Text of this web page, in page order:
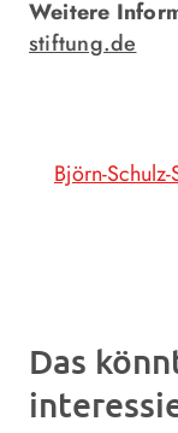
Weitere
stiftung.de
Björn-
Das